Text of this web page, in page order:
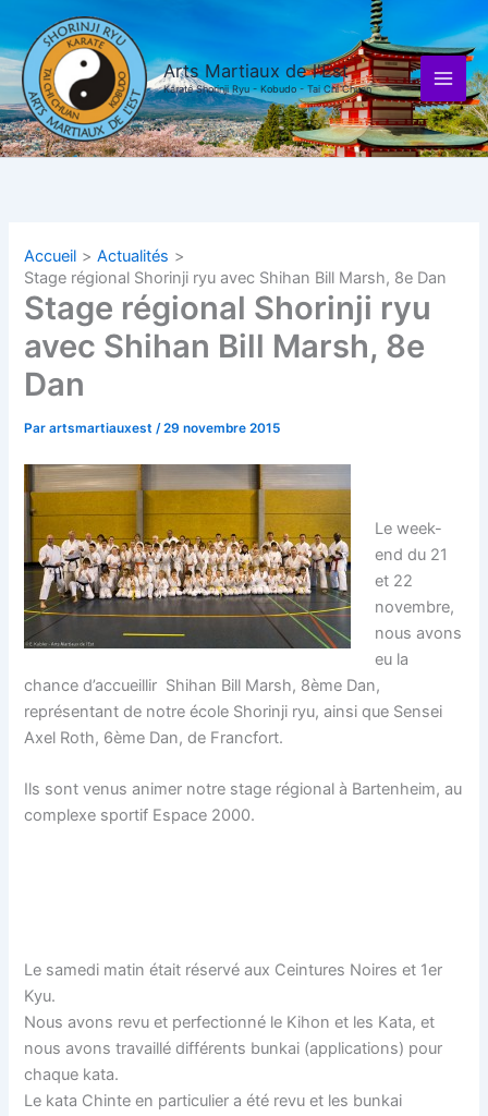
contenu
Arts Martiaux de l'Est
Karaté Shorinji Ryu - Kobudo - Tai Chi Chuan
Accueil
Actualités
Stage régional Shorinji ryu avec Shihan Bill Marsh, 8e Dan
Stage régional Shorinji ryu
avec Shihan Bill Marsh, 8e
Dan
Parartsmartiauxest/29 novembre 2015
Le week-
end du 21
et 22
novembre,
nous avons
eu la
chance d’accueillir Shihan Bill Marsh, 8ème Dan,
représentant de notre école Shorinji ryu, ainsi que Sensei
Axel Roth, 6ème Dan, de Francfort.
Ils sont venus animer notre stage régional à Bartenheim, au
complexe sportif Espace 2000.
Le samedi matin était réservé aux Ceintures Noires et 1er
Kyu.
Nous avons revu et perfectionné le Kihon et les Kata, et
nous avons travaillé différents bunkai (applications) pour
chaque kata.
Le kata Chinte en particulier a été revu et les bunkai